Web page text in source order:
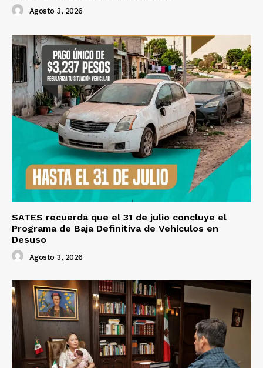
Agosto 3, 2026
SATES recuerda que el 31 de julio concluye el
Programa de Baja Definitiva de Vehículos en
Desuso
Agosto 3, 2026